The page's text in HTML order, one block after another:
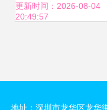
为研究报告
更新时间：2026-08-04
20:49:57
地址：深圳市龙华区龙华